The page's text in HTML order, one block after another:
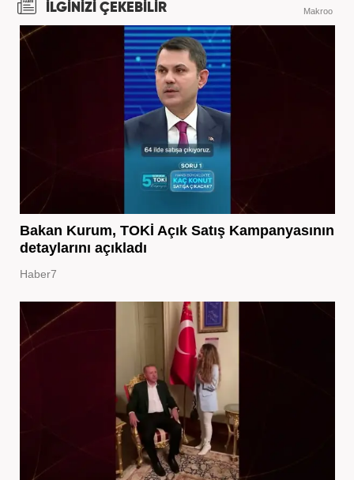
İLGİNİZİ ÇEKEBİLİR Makroo
Bakan Kurum, TOKİ Açık Satış Kampanyasının
detaylarını açıkladı
Haber7